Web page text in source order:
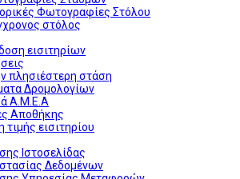
Φωτογραφίες Στόλου
στόλος
εισιτηρίων
πλησιέστερη στάση
Δρομολογίων
Α.Μ.Ε.Α
Αποθήκης
εισιτηρίου
Ιστοσελίδας
Δεδομένων